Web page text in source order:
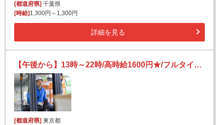
[都道府県] 千葉県
[時給] 1,300円～1,300円
詳細を見る
【午後から】13時～22時/高時給1600円★/フルタイム/フォークリフト/冷凍食品のピッキング等
[都道府県] 東京都